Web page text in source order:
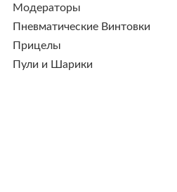
Модераторы
Пневматические Винтовки
Прицелы
Пули и Шарики